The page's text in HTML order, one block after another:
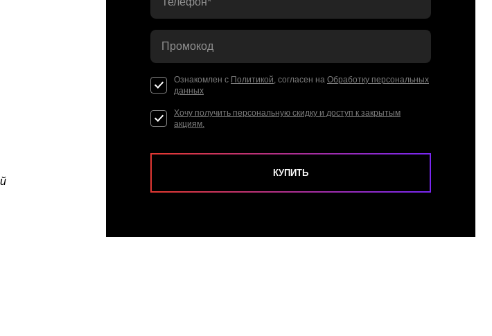
Промокод
Ознакомлен с Политикой, согласен на Обработку персональных
данных
Хочу получить персональную скидку и доступ к закрытым
акциям.